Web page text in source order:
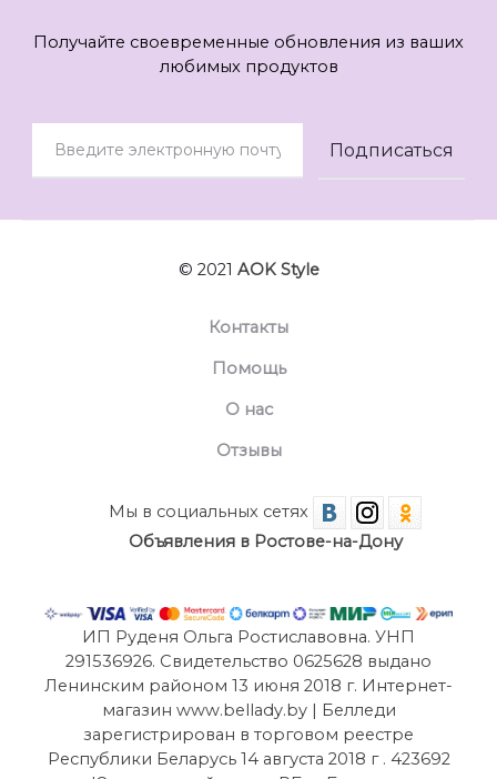
Получайте своевременные обновления из ваших
любимых продуктов
© 2021 AOK Style
Контакты
Помощь
О нас
Отзывы
Мы в социальных сетях
Объявления в Ростове-на-Дону
ИП Руденя Ольга Ростиславовна. УНП
291536926. Свидетельство 0625628 выдано
Ленинским районом 13 июня 2018 г. Интернет-
магазин www.bellady.by | Белледи
зарегистрирован в торговом реестре
Республики Беларусь 14 августа 2018 г . 423692